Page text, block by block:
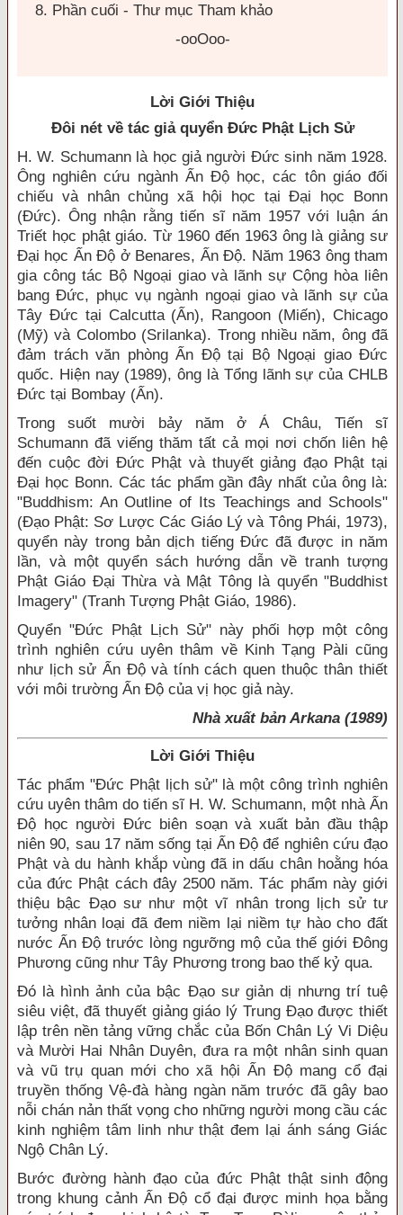
8. Phần cuối - Thư mục Tham khảo
-ooOoo-
Lời Giới Thiệu
Ðôi nét về tác giả quyển Ðức Phật Lịch Sử
H. W. Schumann là học giả người Ðức sinh năm 1928.
Ông nghiên cứu ngành Ấn Ðộ học, các tôn giáo đối
chiếu và nhân chủng xã hội học tại Ðại học Bonn
(Ðức). Ông nhận rằng tiến sĩ năm 1957 với luận án
Triết học phật giáo. Từ 1960 đến 1963 ông là giảng sư
Ðại học Ấn Ðộ ở Benares, Ấn Ðộ. Năm 1963 ông tham
gia công tác Bộ Ngoại giao và lãnh sự Cộng hòa liên
bang Ðức, phục vụ ngành ngoại giao và lãnh sự của
Tây Ðức tại Calcutta (Ấn), Rangoon (Miến), Chicago
(Mỹ) và Colombo (Srilanka). Trong nhiều năm, ông đã
đảm trách văn phòng Ấn Ðộ tại Bộ Ngoại giao Ðức
quốc. Hiện nay (1989), ông là Tổng lãnh sự của CHLB
Ðức tại Bombay (Ấn).
Trong suốt mười bảy năm ở Á Châu, Tiến sĩ
Schumann đã viếng thăm tất cả mọi nơi chốn liên hệ
đến cuộc đời Ðức Phật và thuyết giảng đạo Phật tại
Ðại học Bonn. Các tác phẩm gần đây nhất của ông là:
"Buddhism: An Outline of Its Teachings and Schools"
(Ðạo Phật: Sơ Lược Các Giáo Lý và Tông Phái, 1973),
quyển này trong bản dịch tiếng Ðức đã được in năm
lần, và một quyển sách hướng dẫn về tranh tượng
Phật Giáo Ðại Thừa và Mật Tông là quyển "Buddhist
Imagery" (Tranh Tượng Phật Giáo, 1986).
Quyển "Ðức Phật Lịch Sử" này phối hợp một công
trình nghiên cứu uyên thâm về Kinh Tạng Pàli cũng
như lịch sử Ấn Ðộ và tính cách quen thuộc thân thiết
với môi trường Ấn Ðộ của vị học giả này.
Nhà xuất bản Arkana (1989)
Lời Giới Thiệu
Tác phẩm "Ðức Phật lịch sử" là một công trình nghiên
cứu uyên thâm do tiến sĩ H. W. Schumann, một nhà Ấn
Ðộ học người Ðức biên soạn và xuất bản đầu thập
niên 90, sau 17 năm sống tại Ấn Ðộ để nghiên cứu đạo
Phật và du hành khắp vùng đã in dấu chân hoằng hóa
của đức Phật cách đây 2500 năm. Tác phẩm này giới
thiệu bậc Ðạo sư như một vĩ nhân trong lịch sử tư
tưởng nhân loại đã đem niềm lại niềm tự hào cho đất
nước Ấn Ðộ trước lòng ngưỡng mộ của thế giới Ðông
Phương cũng như Tây Phương trong bao thế kỷ qua.
Ðó là hình ảnh của bậc Ðạo sư giản dị nhưng trí tuệ
siêu việt, đã thuyết giảng giáo lý Trung Ðạo được thiết
lập trên nền tảng vững chắc của Bốn Chân Lý Vi Diệu
và Mười Hai Nhân Duyên, đưa ra một nhân sinh quan
và vũ trụ quan mới cho xã hội Ấn Ðộ mang cổ đại
truyền thống Vệ-đà hàng ngàn năm trước đã gây bao
nỗi chán nản thất vọng cho những người mong cầu các
kinh nghiệm tâm linh như thật đem lại ánh sáng Giác
Ngộ Chân Lý.
Bước đường hành đạo của đức Phật thật sinh động
trong khung cảnh Ấn Ðộ cổ đại được minh họa bằng